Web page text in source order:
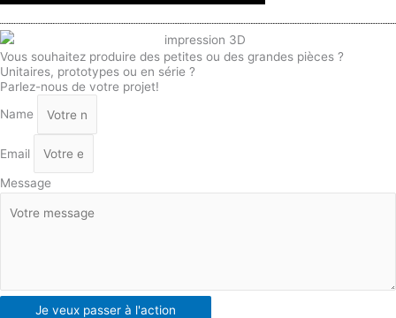
Vous souhaitez produire des petites ou des grandes pièces ?
Unitaires, prototypes ou en série ?
Parlez-nous de votre projet!
Name
Email
Message
Je veux passer à l'action